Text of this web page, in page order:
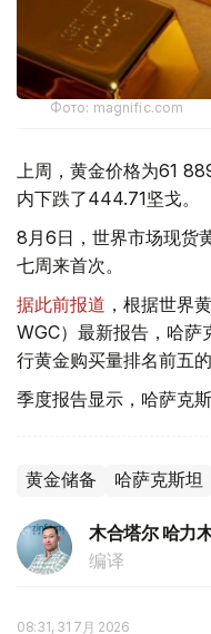
Фото: magnific.com
上周，黄金价格为61
内下跌了444.71坚戈。
8月6日，世界市场现货
七周来首次。
据此前报道 ，根据世界
WGC）最新报告，哈萨
行黄金购买量排名前五的
季度报告显示，哈萨克
黄金储备 哈萨克斯坦
木合塔尔 哈力
编译
08:31, 31 7月 2026